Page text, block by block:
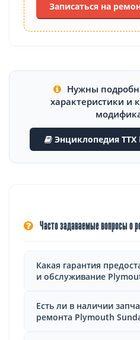
Записаться на
Нужны
характеристики и
Энциклопедия ТТХ
Часто задаваемые вопросы о
Какая гарантия
и обслуживание
Есть ли в наличии
ремонта Plymouth